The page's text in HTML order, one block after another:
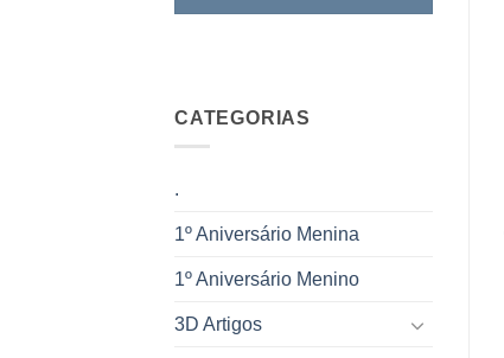
CATEGORIAS
.
1º Aniversário Menina
1º Aniversário Menino
3D Artigos